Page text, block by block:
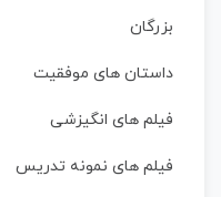
بزرگان
داستان‌ های موفقیت
فیلم های انگیزشی
فیلم های نمونه تدریس